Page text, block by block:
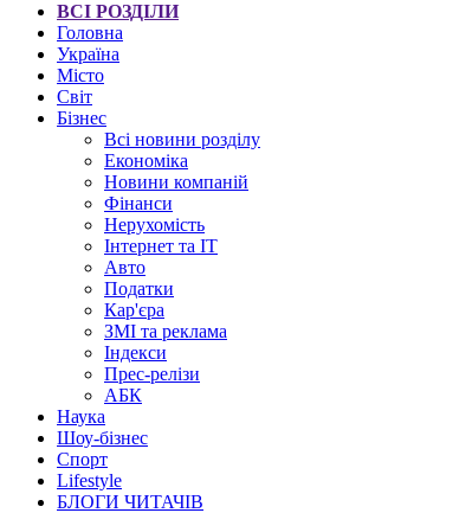
ВСІ РОЗДІЛИ
Головна
Україна
Місто
Світ
Бізнес
Всі новини розділу
Економіка
Новини компаній
Фінанси
Нерухомість
Інтернет та IT
Авто
Податки
Кар'єра
ЗМІ та реклама
Індекси
Прес-релізи
АБК
Наука
Шоу-бізнес
Спорт
Lifestyle
БЛОГИ ЧИТАЧІВ